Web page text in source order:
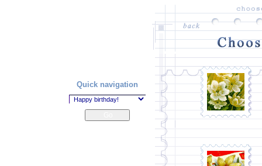
Quick navigation